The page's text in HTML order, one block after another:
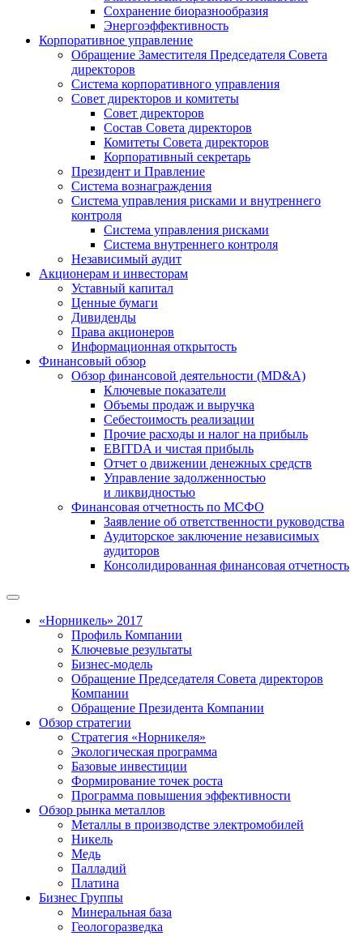
Сохранение биоразнообразия
Энергоэффективность
Корпоративное управление
Обращение Заместителя Председателя Совета
директоров
Система корпоративного управления
Совет директоров и комитеты
Совет директоров
Состав Совета директоров
Комитеты Совета директоров
Корпоративный секретарь
Президент и Правление
Система вознаграждения
Система управления рисками и внутреннего
контроля
Система управления рисками
Система внутреннего контроля
Независимый аудит
Акционерам и инвесторам
Уставный капитал
Ценные бумаги
Дивиденды
Права акционеров
Информационная открытость
Финансовый обзор
Обзор финансовой деятельности (MD&A)
Ключевые показатели
Объемы продаж и выручка
Себестоимость реализации
Прочие расходы и налог на прибыль
EBITDA и чистая прибыль
Отчет о движении денежных средств
Управление задолженностью
и ликвидностью
Финансовая отчетность по МСФО
Заявление об ответственности руководства
Аудиторское заключение независимых
аудиторов
Консолидированная финансовая отчетность
«Норникель» 2017
Профиль Компании
Ключевые результаты
Бизнес-модель
Обращение Председателя Совета директоров
Компании
Обращение Президента Компании
Обзор стратегии
Стратегия «Норникеля»
Экологическая программа
Базовые инвестиции
Формирование точек роста
Программа повышения эффективности
Обзор рынка металлов
Металлы в производстве электромобилей
Никель
Медь
Палладий
Платина
Бизнес Группы
Минеральная база
Геологоразведка